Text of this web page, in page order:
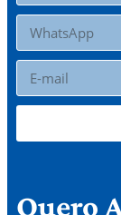
Quero